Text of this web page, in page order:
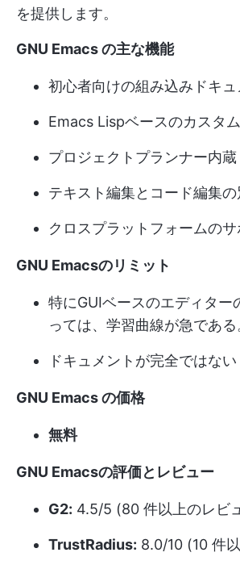
を提供します。
GNU Emacs の主な機能
初心者向けの組み込みドキュ
Emacs Lispベースのカスタ
プロジェクトプランナー内蔵
テキスト編集とコード編集
クロスプラットフォームのサ
GNU Emacsのリミット
特にGUIベースのエディター
っては、学習曲線が急である
ドキュメントが完全ではない
GNU Emacs の価格
無料
GNU Emacsの評価とレビュー
G2: 4.5/5 (80 件以上のレビ
TrustRadius: 8.0/10 (10 件